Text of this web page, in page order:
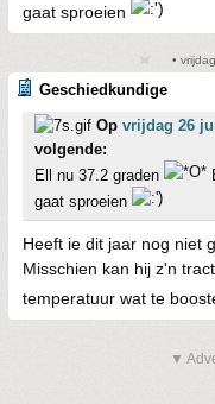
gaat sproeien
•
Geschiedkundige
Op vrijdag 26
volgende:
Ell nu 37.2 graden
gaat sproeien
Heeft ie dit jaar nog niet
Misschien kan hij z'n
temperatuur wat te
▼